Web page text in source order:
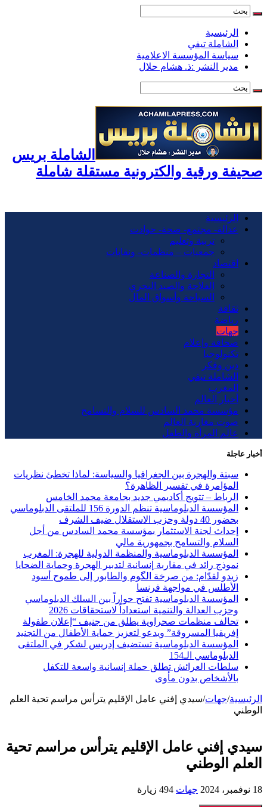
الرئيسية
الشاملة تيفي
سياسة المؤسسة الاعلامية
مدير النشر :ذ. هشام حلال
الشاملة بريس
صحيفة ورقية والكترونية مستقلة شاملة
الرئيسية
عدالة- مجتمع- صحة- حوادت
تربية وتعليم
جمعيات – منظمات- ونقابات
اقتصاد
التجارة والصناعة
الفلاحة والصيد البحري
السياحة وأسواق المال
ثقافة
رياضة
جهات
صحافة وإعلام
تكنولوجيا
دين وفكر
الشاملة تيفي
المغرب
أخبار العالم
مؤسسة محمد السادس للسلام والتسامح
صوت مغاربة العالم
عالم المرأة والطفل
أخبار عاجلة
سبتة والهجرة بين الجغرافيا والسياسة: لماذا تخطئ نظريات
المؤامرة في تفسير الظاهرة؟
الرباط – تتويج أكاديمي جديد بجامعة محمد الخامس
المؤسسة الدبلوماسية تنظم الدورة 156 للملتقى الدبلوماسي
بحضور 40 دولة وحزب الاستقلال ضيف الشرف
إحداث لجنة الاستثمار بمؤسسة محمد السادس من أجل
السلام والتسامح بجمهورية مالي
المؤسسة الدبلوماسية والمنظمة الدولية للهجرة: المغرب
نموذج رائد في مقاربة إنسانية لتدبير الهجرة وحماية الضحايا
زيدو لقدّام: من صرخة الگوم والطابور إلى طموح أسود
الأطلس في مواجهة فرنسا
المؤسسة الدبلوماسية تفتح حواراً بين السلك الدبلوماسي
وحزب العدالة والتنمية استعداداً لاستحقاقات 2026
تحالف منظمات صحراوية يطلق من جنيف “إعلان طفولة
إفريقيا المسروقة” ويدعو لتعزيز حماية الأطفال من التجنيد
المؤسسة الدبلوماسية تستضيف إدريس لشكر في الملتقى
الدبلوماسي الـ154
سلطات العرائش تطلق حملة إنسانية واسعة للتكفل
بالأشخاص بدون مأوى
الرئيسية/جهات/سيدي إفني عامل الإقليم يترأس مراسم تحية العلم
الوطني
سيدي إفني عامل الإقليم يترأس مراسم تحية
العلم الوطني
18 نوفمبر، 2024 جهات 494 زيارة